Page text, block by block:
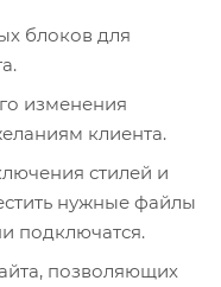
блоков для
изменения
клиента.
стилей и
нужные файлы
подключатся.
позволяющих